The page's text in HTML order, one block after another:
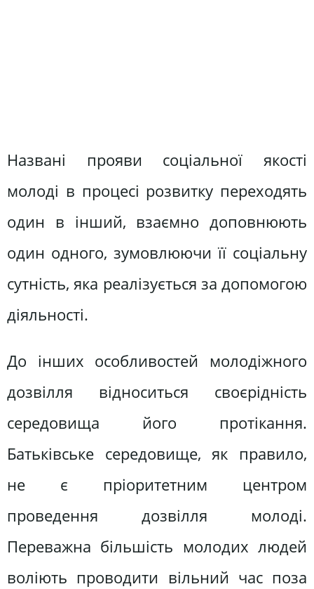
Названі прояви соціальної якості
молоді в процесі розвитку переходять
один в інший, взаємно доповнюють
один одного, зумовлюючи її соціальну
сутність, яка реалізується за допомогою
діяльності.
До інших особливостей молодіжного
дозвілля відноситься своєрідність
середовища його протікання.
Батьківське середовище, як правило,
не є пріоритетним центром
проведення дозвілля молоді.
Переважна більшість молодих людей
воліють проводити вільний час поза